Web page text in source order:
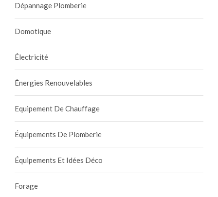
Dépannage Plomberie
Domotique
Électricité
Énergies Renouvelables
Equipement De Chauffage
Équipements De Plomberie
Équipements Et Idées Déco
Forage